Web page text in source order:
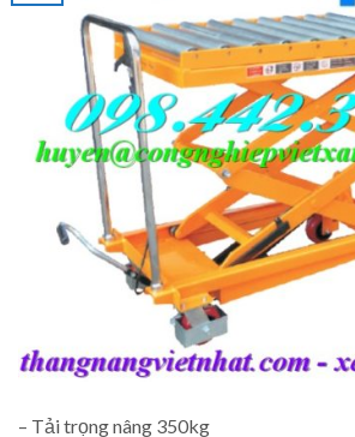
– Tải trọng nâng 350kg